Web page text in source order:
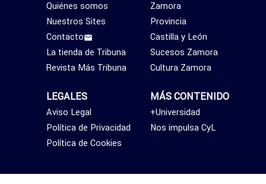
Zamora
Provincia
Castilla y León
Sucesos Zamora
Cultura Zamora
MÁS CONTENIDO
+Universidad
Nos impulsa CyL
Quiénes somos
Nuestros Sites
Contacto
La tienda de Tribuna
Revista Más Tribuna
LEGALES
Aviso Legal
Política de Privacidad
Política de Cookies